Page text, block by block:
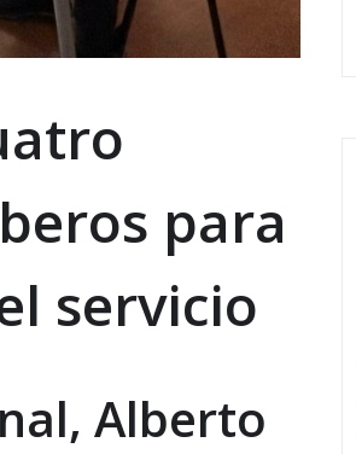
para
servicio
Alberto